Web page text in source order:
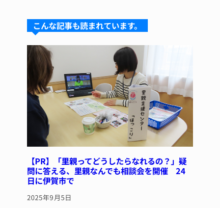
s
k
y
a
d
s
e
b
o
o
k
re
st
こんな記事も読まれています。
【PR】「里親ってどうしたらなれるの？」疑
問に答える、里親なんでも相談会を開催 24
日に伊賀市で
2025年9月5日